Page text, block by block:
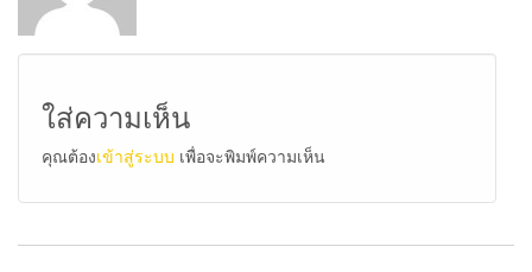
ใส่ความเห็น
คุณต้องเข้าสู่ระบบ เพื่อจะพิมพ์ความเห็น